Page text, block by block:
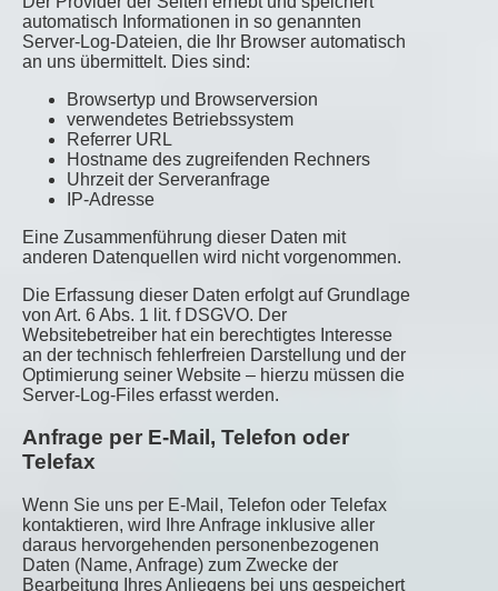
automatisch Informationen in so genannten
Server-Log-Dateien, die Ihr Browser automatisch
an uns übermittelt. Dies sind:
Browsertyp und Browserversion
verwendetes Betriebssystem
Referrer URL
Hostname des zugreifenden Rechners
Uhrzeit der Serveranfrage
IP-Adresse
Eine Zusammenführung dieser Daten mit
anderen Datenquellen wird nicht vorgenommen.
Die Erfassung dieser Daten erfolgt auf Grundlage
von Art. 6 Abs. 1 lit. f DSGVO. Der
Websitebetreiber hat ein berechtigtes Interesse
an der technisch fehlerfreien Darstellung und der
Optimierung seiner Website – hierzu müssen die
Server-Log-Files erfasst werden.
Anfrage per E-Mail, Telefon oder
Telefax
Wenn Sie uns per E-Mail, Telefon oder Telefax
kontaktieren, wird Ihre Anfrage inklusive aller
daraus hervorgehenden personenbezogenen
Daten (Name, Anfrage) zum Zwecke der
Bearbeitung Ihres Anliegens bei uns gespeichert